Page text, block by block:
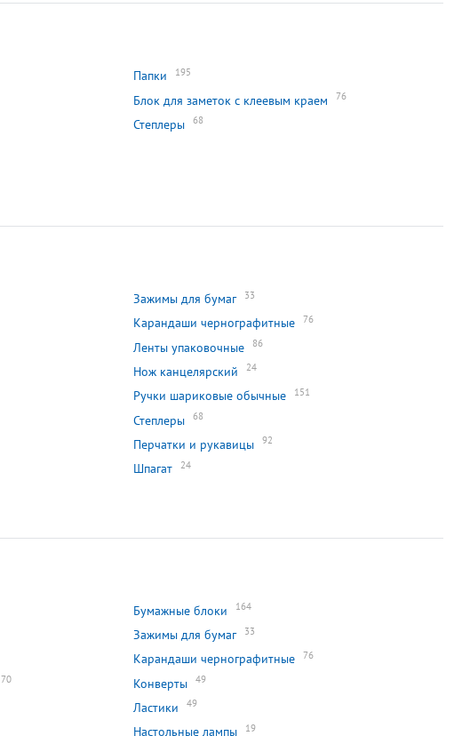
Папки 195
Блок для заметок с клеевым краем 76
Степлеры 68
Зажимы для бумаг 33
Карандаши чернографитные 76
Ленты упаковочные 86
Нож канцелярский 24
Ручки шариковые обычные 151
Степлеры 68
Перчатки и рукавицы 92
Шпагат 24
Бумажные блоки 164
Зажимы для бумаг 33
Карандаши чернографитные 76
70 Конверты 49
Ластики 49
Настольные лампы 19